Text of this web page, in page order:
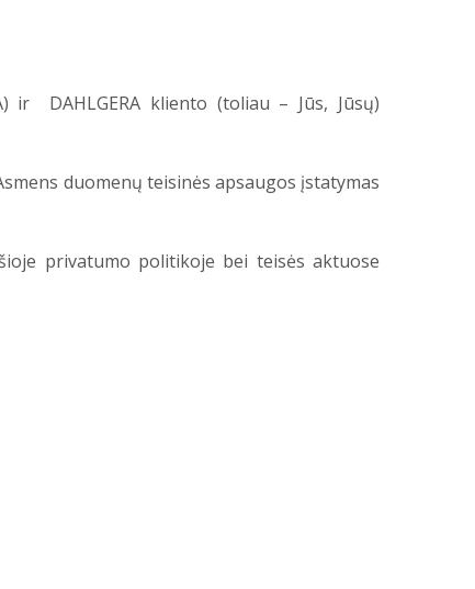
ir DAHLGERA kliento (toliau – Jūs, Jūsų)
duomenų teisinės apsaugos įstatymas
privatumo politikoje bei teisės aktuose